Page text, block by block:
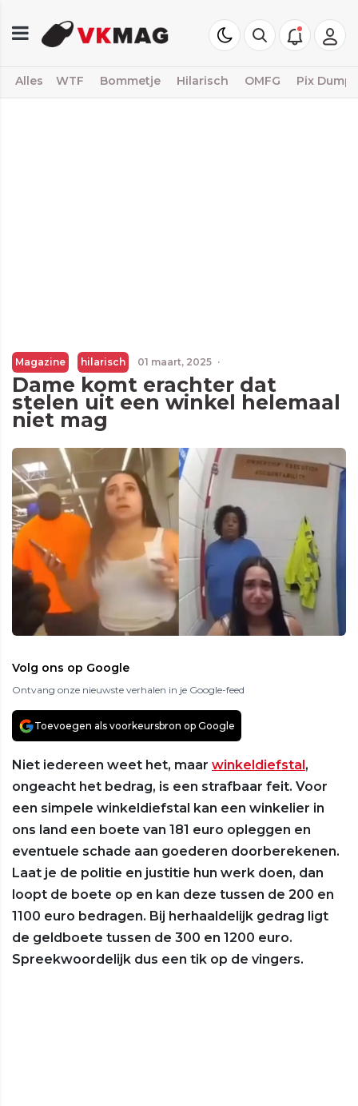
Alles WTF Bommetje Hilarisch OMFG Pix Dump
Magazine hilarisch 01 maart, 2025 ·
Dame komt erachter dat
stelen uit een winkel helemaal
niet mag
Volg ons op Google
Ontvang onze nieuwste verhalen in je Google-feed
Toevoegen als voorkeursbron op Google
Niet iedereen weet het, maar winkeldiefstal,
ongeacht het bedrag, is een strafbaar feit. Voor
een simpele winkeldiefstal kan een winkelier in
ons land een boete van 181 euro opleggen en
eventuele schade aan goederen doorberekenen.
Laat je de politie en justitie hun werk doen, dan
loopt de boete op en kan deze tussen de 200 en
1100 euro bedragen. Bij herhaaldelijk gedrag ligt
de geldboete tussen de 300 en 1200 euro.
Spreekwoordelijk dus een tik op de vingers.